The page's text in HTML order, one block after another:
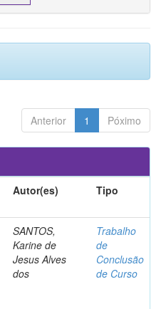
Anterior 1 Póximo
Autor(es) Tipo
SANTOS,
Karine de
Jesus Alves
dos
Trabalho
de
Conclusão
de Curso